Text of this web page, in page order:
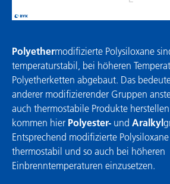
Polyethermodifizierte Polysiloxane
temperaturstabil, bei höheren
Polyetherketten abgebaut. Das
anderer modifizierender Gruppen
auch thermostabile Produkte
kommen hier Polyester- und Aralkyl
Entsprechend modifizierte
thermostabil und so auch bei höheren
Einbrenntemperaturen einzusetzen.